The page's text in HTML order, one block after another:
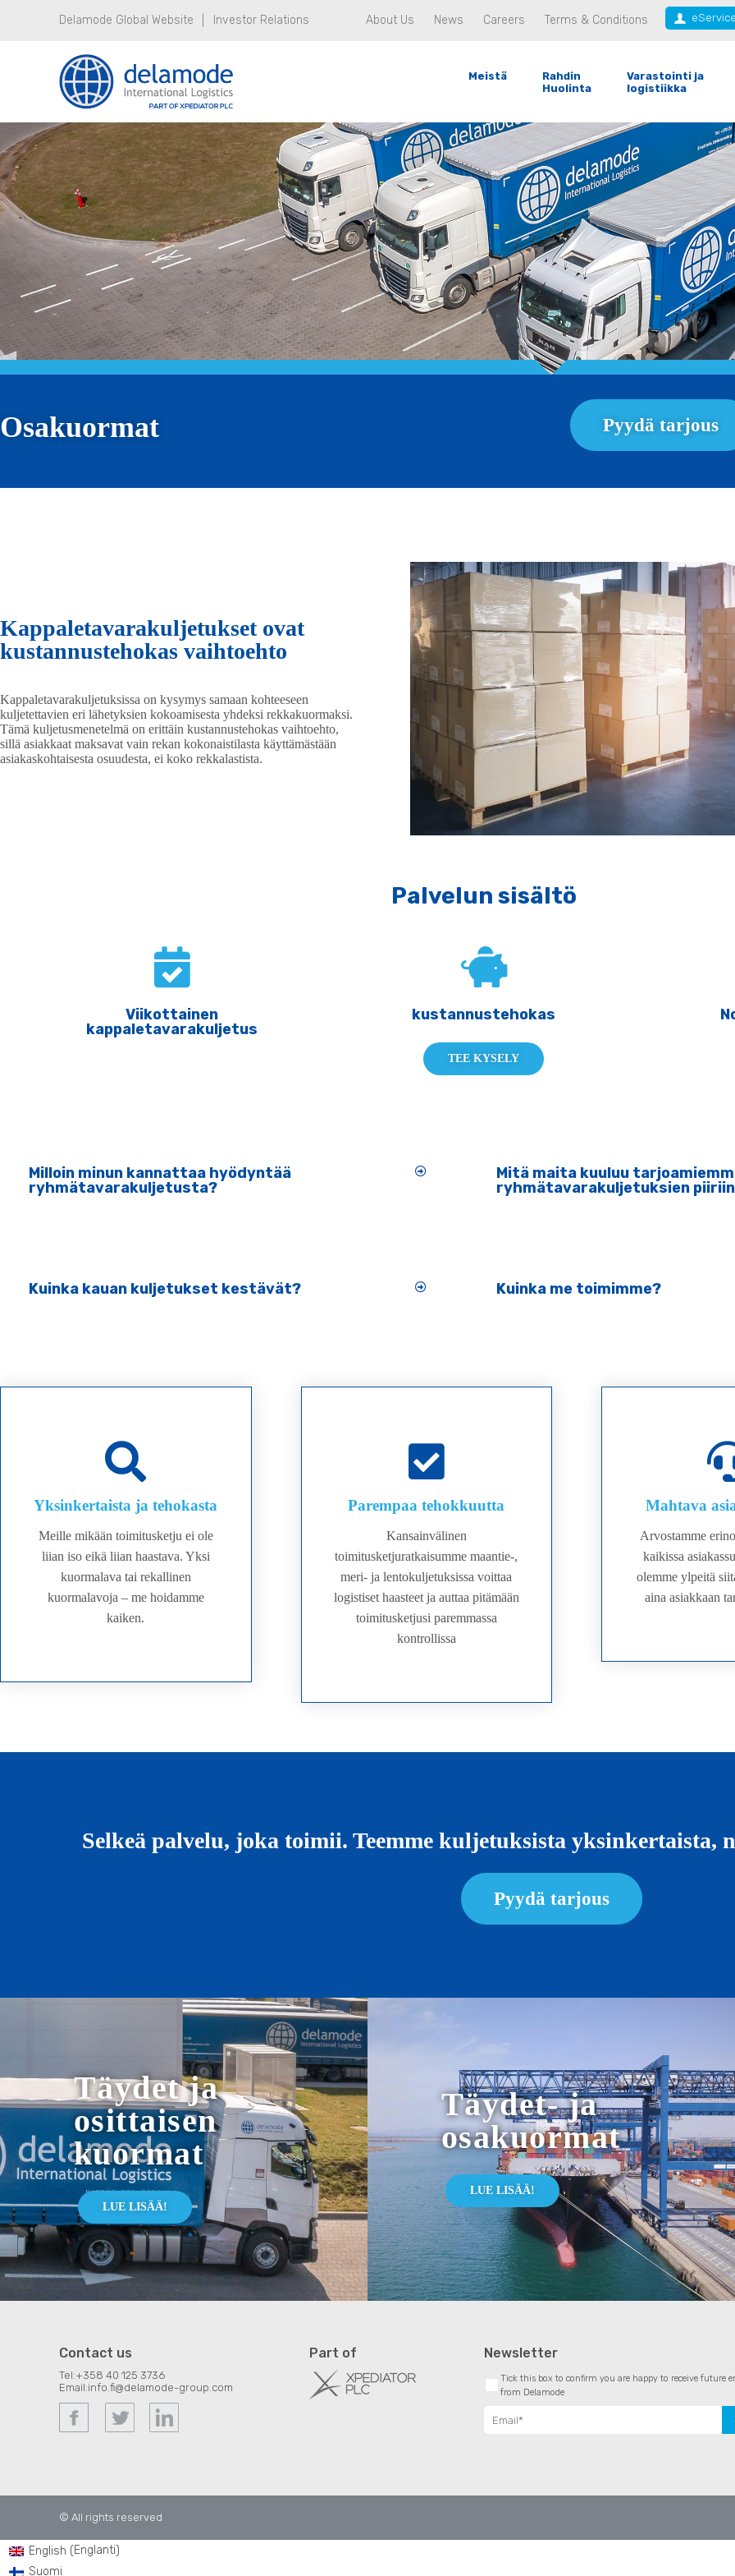
Delamode Global Website Investor Relations About Us News Careers Terms & Conditions
Meistä
Rahdin
Huolinta
Varastointi ja
logistiikka
Osakuormat Pyydä tarjous
Kappaletavarakuljetukset ovat
kustannustehokas vaihtoehto
Kappaletavarakuljetuksissa on kysymys samaan kohteeseen
kuljetettavien eri lähetyksien kokoamisesta yhdeksi rekkakuormaksi.
Tämä kuljetusmenetelmä on erittäin kustannustehokas vaihtoehto,
sillä asiakkaat maksavat vain rekan kokonaistilasta käyttämästään
asiakaskohtaisesta osuudesta, ei koko rekkalastista.
Viikottainen
kappaletavarakuljetus
Palvelun sisältö
kustannustehokas
TEE KYSELY
Milloin minun kannattaa hyödyntää
ryhmätavarakuljetusta?
Mitä maita kuuluu
ryhmätavarakuljetuksien
Kuinka kauan kuljetukset kestävät? Kuinka me toimimme?
Yksinkertaista ja tehokasta
Meille mikään toimitusketju ei ole
liian iso eikä liian haastava. Yksi
kuormalava tai rekallinen
kuormalavoja – me hoidamme
kaiken.
Parempaa tehokkuutta
Kansainvälinen
toimitusketjuratkaisumme maantie-,
meri- ja lentokuljetuksissa voittaa
logistiset haasteet ja auttaa pitämään
toimitusketjusi paremmassa
kontrollissa
Mahtava
Arvostamme
kaikissa
olemme ylpeitä
aina asiakkaan
Selkeä palvelu, joka toimii. Teemme kuljetuksista yksinkertaista,
Pyydä tarjous
Täydet ja
osittaisen
kuormat
LUE LISÄÄ!
Täydet- ja
osakuormat
LUE LISÄÄ!
Contact us
Tel:+358 40 125 3736
Email:info.fi@delamode-group.com
Part of Newsletter
Tick this box to confirm you are happy to receive future
from Delamode
© All rights reserved
English (Englanti)
Suomi